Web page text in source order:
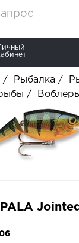
/ Рыбалка /
/